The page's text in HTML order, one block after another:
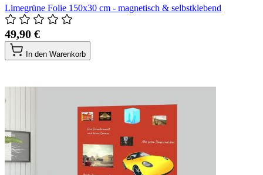
Limegrüne Folie 150x30 cm - magnetisch & selbstklebend
49,90 €
In den Warenkorb